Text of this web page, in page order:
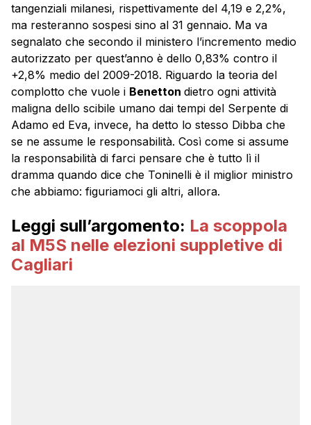
tangenziali milanesi, rispettivamente del 4,19 e 2,2%,
ma resteranno sospesi sino al 31 gennaio. Ma va
segnalato che secondo il ministero l’incremento medio
autorizzato per quest’anno è dello 0,83% contro il
+2,8% medio del 2009-2018. Riguardo la teoria del
complotto che vuole i Benetton dietro ogni attività
maligna dello scibile umano dai tempi del Serpente di
Adamo ed Eva, invece, ha detto lo stesso Dibba che
se ne assume le responsabilità. Così come si assume
la responsabilità di farci pensare che è tutto lì il
dramma quando dice che Toninelli è il miglior ministro
che abbiamo: figuriamoci gli altri, allora.
Leggi sull’argomento: La scoppola
al M5S nelle elezioni suppletive di
Cagliari